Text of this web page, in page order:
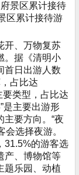
景区累计接待
区累计接待游
开、万物复苏
。据《清明小
首日出游人数
占比达
类型，占比达
是主要出游形
要方向。“夜
选择夜游。
31.5%的游客选
产、博物馆等
题乐园、动植